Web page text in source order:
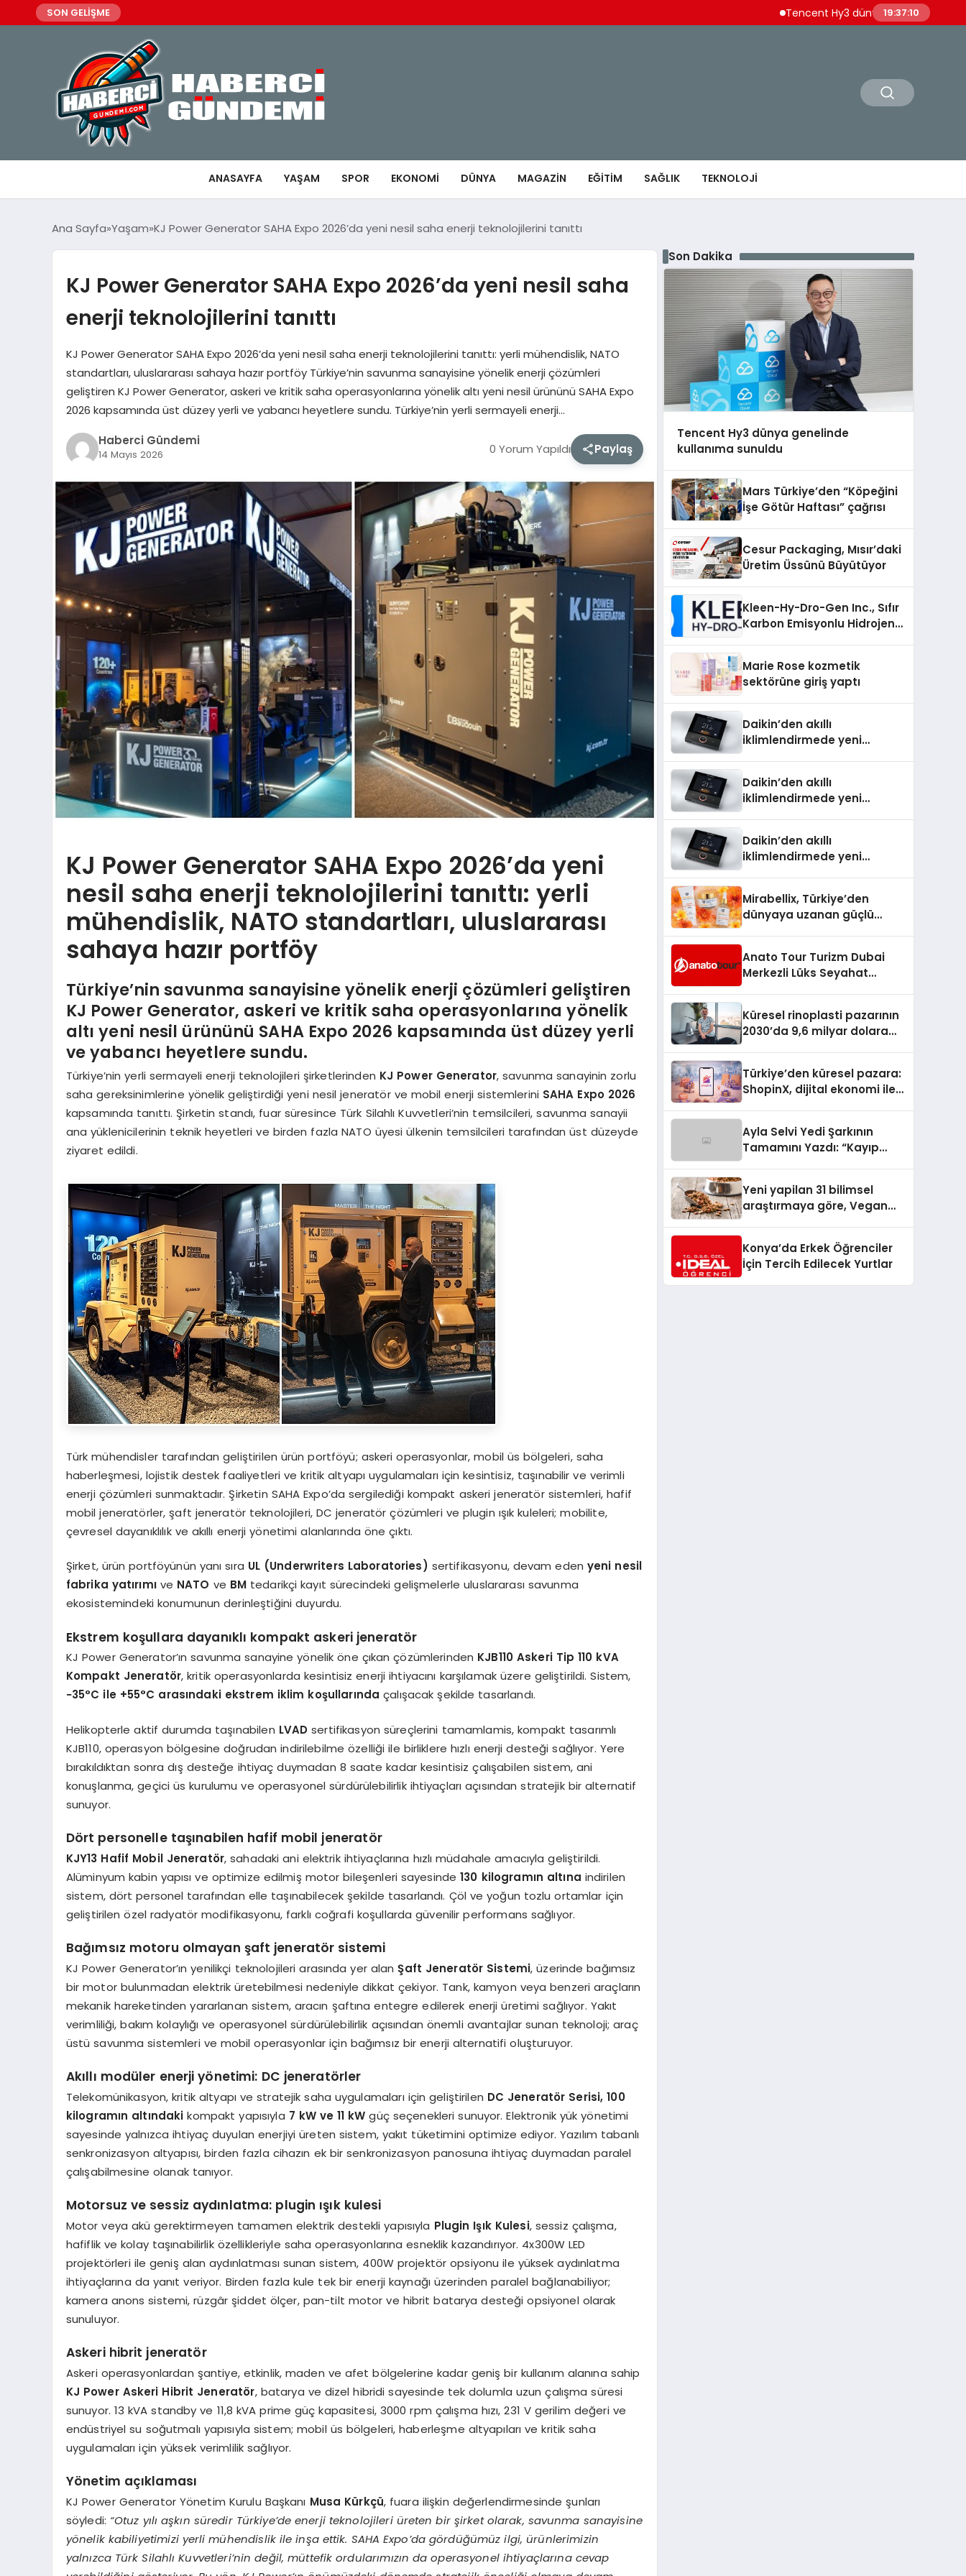
SON GELİŞME Tencent Hy3 dünya genelinde kullanıma
19:37:12
ANASAYFA YAŞAM SPOR EKONOMI DÜNYA MAGAZIN EĞITIM SAĞLIK TEKNOLOJI
Ana Sayfa Yaşam KJ Power Generator SAHA Expo 2026’da yeni nesil saha enerji teknolojilerini tanıttı
KJ Power Generator SAHA Expo 2026’da yeni nesil saha
enerji teknolojilerini tanıttı
KJ Power Generator SAHA Expo 2026’da yeni nesil saha enerji teknolojilerini tanıttı: yerli mühendislik, NATO
standartları, uluslararası sahaya hazır portföy Türkiye’nin savunma sanayisine yönelik enerji çözümleri
geliştiren KJ Power Generator, askeri ve kritik saha operasyonlarına yönelik altı yeni nesil ürününü SAHA Expo
2026 kapsamında üst düzey yerli ve yabancı heyetlere sundu. Türkiye’nin yerli sermayeli enerji…
Haberci Gündemi
14 Mayıs 2026 0 Yorum Yapıldı Paylaş
KJ Power Generator SAHA Expo 2026’da yeni
nesil saha enerji teknolojilerini tanıttı: yerli
mühendislik, NATO standartları, uluslararası
sahaya hazır portföy
Türkiye’nin savunma sanayisine yönelik enerji çözümleri geliştiren
KJ Power Generator, askeri ve kritik saha operasyonlarına yönelik
altı yeni nesil ürününü SAHA Expo 2026 kapsamında üst düzey yerli
ve yabancı heyetlere sundu.
Türkiye’nin yerli sermayeli enerji teknolojileri şirketlerinden KJ Power Generator, savunma sanayinin zorlu
saha gereksinimlerine yönelik geliştirdiği yeni nesil jeneratör ve mobil enerji sistemlerini SAHA Expo 2026
kapsamında tanıttı. Şirketin standı, fuar süresince Türk Silahlı Kuvvetleri’nin temsilcileri, savunma sanayii
ana yüklenicilerinin teknik heyetleri ve birden fazla NATO üyesi ülkenin temsilcileri tarafından üst düzeyde
ziyaret edildi.
Türk mühendisler tarafından geliştirilen ürün portföyü; askeri operasyonlar, mobil üs bölgeleri, saha
haberleşmesi, lojistik destek faaliyetleri ve kritik altyapı uygulamaları için kesintisiz, taşınabilir ve verimli
enerji çözümleri sunmaktadır. Şirketin SAHA Expo’da sergilediği kompakt askeri jeneratör sistemleri, hafif
mobil jeneratörler, şaft jeneratör teknolojileri, DC jeneratör çözümleri ve plugin ışık kuleleri; mobilite,
çevresel dayanıklılık ve akıllı enerji yönetimi alanlarında öne çıktı.
Şirket, ürün portföyünün yanı sıra UL (Underwriters Laboratories) sertifikasyonu, devam eden yeni nesil
fabrika yatırımıve NATO ve BM tedarikçi kayıt sürecindeki gelişmelerle uluslararası savunma
ekosistemindeki konumunun derinleştiğini duyurdu.
Ekstrem koşullara dayanıklı kompakt askeri jeneratör
KJ Power Generator’ın savunma sanayine yönelik öne çıkan çözümlerinden KJB110 Askeri Tip 110 kVA
Kompakt Jeneratör, kritik operasyonlarda kesintisiz enerji ihtiyacını karşılamak üzere geliştirildi. Sistem,
−35°C ile +55°C arasındaki ekstrem iklim koşullarında çalışacak şekilde tasarlandı.
Helikopterle aktif durumda taşınabilen LVADsertifikasyon süreçlerini tamamlamis, kompakt tasarımlı
KJB110, operasyon bölgesine doğrudan indirilebilme özelliği ile birliklere hızlı enerji desteği sağlıyor. Yere
bırakıldıktan sonra dış desteğe ihtiyaç duymadan 8 saate kadar kesintisiz çalışabilen sistem, ani
konuşlanma, geçici üs kurulumu ve operasyonel sürdürülebilirlik ihtiyaçları açısından stratejik bir alternatif
sunuyor.
Dört personelle taşınabilen hafif mobil jeneratör
KJY13 Hafif Mobil Jeneratör, sahadaki ani elektrik ihtiyaçlarına hızlı müdahale amacıyla geliştirildi.
Alüminyum kabin yapısı ve optimize edilmiş motor bileşenleri sayesinde130 kilogramın altına indirilen
sistem, dört personel tarafından elle taşınabilecek şekilde tasarlandı. Çöl ve yoğun tozlu ortamlar için
geliştirilen özel radyatör modifikasyonu, farklı coğrafi koşullarda güvenilir performans sağlıyor.
Bağımsız motoru olmayan şaft jeneratör sistemi
KJ Power Generator’ın yenilikçi teknolojileri arasında yer alanŞaft Jeneratör Sistemi, üzerinde bağımsız
bir motor bulunmadan elektrik üretebilmesi nedeniyle dikkat çekiyor. Tank, kamyon veya benzeri araçların
mekanik hareketinden yararlanan sistem, aracın şaftına entegre edilerek enerji üretimi sağlıyor. Yakıt
verimliliği, bakım kolaylığı ve operasyonel sürdürülebilirlik açısından önemli avantajlar sunan teknoloji; araç
üstü savunma sistemleri ve mobil operasyonlar için bağımsız bir enerji alternatifi oluşturuyor.
Akıllı modüler enerji yönetimi: DC jeneratörler
Telekomünikasyon, kritik altyapı ve stratejik saha uygulamaları için geliştirilen DC Jeneratör Serisi, 100
kilogramın altındaki kompakt yapısıyla 7 kW ve 11 kW güç seçenekleri sunuyor. Elektronik yük yönetimi
sayesinde yalnızca ihtiyaç duyulan enerjiyi üreten sistem, yakıt tüketimini optimize ediyor. Yazılım tabanlı
senkronizasyon altyapısı, birden fazla cihazın ek bir senkronizasyon panosuna ihtiyaç duymadan paralel
çalışabilmesine olanak tanıyor.
Motorsuz ve sessiz aydınlatma: plugin ışık kulesi
Motor veya akü gerektirmeyen tamamen elektrik destekli yapısıyla Plugin Işık Kulesi, sessiz çalışma,
hafiflik ve kolay taşınabilirlik özellikleriyle saha operasyonlarına esneklik kazandırıyor. 4x300W LED
projektörleri ile geniş alan aydınlatması sunan sistem, 400W projektör opsiyonu ile yüksek aydınlatma
ihtiyaçlarına da yanıt veriyor. Birden fazla kule tek bir enerji kaynağı üzerinden paralel bağlanabiliyor;
kamera anons sistemi, rüzgâr şiddet ölçer, pan-tilt motor ve hibrit batarya desteği opsiyonel olarak
sunuluyor.
Askeri hibrit jeneratör
Askeri operasyonlardan şantiye, etkinlik, maden ve afet bölgelerine kadar geniş bir kullanım alanına sahip
KJ Power Askeri Hibrit Jeneratör, batarya ve dizel hibridi sayesinde tek dolumla uzun çalışma süresi
sunuyor. 13 kVA standby ve 11,8 kVA prime güç kapasitesi, 3000 rpm çalışma hızı, 231 V gerilim değeri ve
endüstriyel su soğutmalı yapısıyla sistem; mobil üs bölgeleri, haberleşme altyapıları ve kritik saha
uygulamaları için yüksek verimlilik sağlıyor.
Yönetim açıklaması
KJ Power Generator Yönetim Kurulu Başkanı Musa Kürkçü, fuara ilişkin değerlendirmesinde şunları
söyledi: “Otuz yılı aşkın süredir Türkiye’de enerji teknolojileri üreten bir şirket olarak, savunma sanayisine
yönelik kabiliyetimizi yerli mühendislik ile inşa ettik. SAHA Expo’da gördüğümüz ilgi, ürünlerimizin
yalnızca Türk Silahlı Kuvvetleri’nin değil, müttefik ordularımızın da operasyonel ihtiyaçlarına cevap
Son Dakika
Tencent Hy3 dünya genelinde
kullanıma sunuldu
Mars Türkiye’den “Köpeğini
İşe Götür Haftası” çağrısı
Cesur Packaging, Mısır’daki
Üretim Üssünü Büyütüyor
Kleen-Hy-Dro-Gen Inc., Sıfır
Karbon Emisyonlu Hidrojen
Aldı
Marie Rose kozmetik
sektörüne giriş yaptı
Daikin’den akıllı
iklimlendirmede yeni
Daikin’den akıllı
iklimlendirmede yeni
Daikin’den akıllı
iklimlendirmede yeni
Mirabellix, Türkiye’den
dünyaya uzanan güçlü
Anato Tour Turizm Dubai
Merkezli Lüks Seyahat
Küresel rinoplasti pazarının
2030’da 9,6 milyar dolara
Türkiye’den küresel pazara:
ShopinX, dijital ekonomi ile
Ayla Selvi Yedi Şarkının
Tamamını Yazdı: “Kayıp
Yeni yapilan 31 bilimsel
araştırmaya göre, Vegan
Sindirildiğini Ortaya Koydu
Konya’da Erkek Öğrenciler
İçin Tercih Edilecek Yurtlar